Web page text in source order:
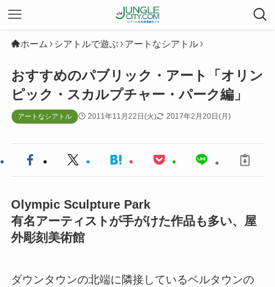
ホーム シアトルで遊ぶ アートなシアトル
おすすめのパブリック・アート「オリン
ピック・スカルプチャー・パーク編」
アートなシアトル 2011年11月22日(火) 2017年2月20日(月)
Olympic Sculpture Park
有名アーティストが手がけた作品も多い、屋
外彫刻美術館
ダウンタウンの北端に隣接しているベルタウンの